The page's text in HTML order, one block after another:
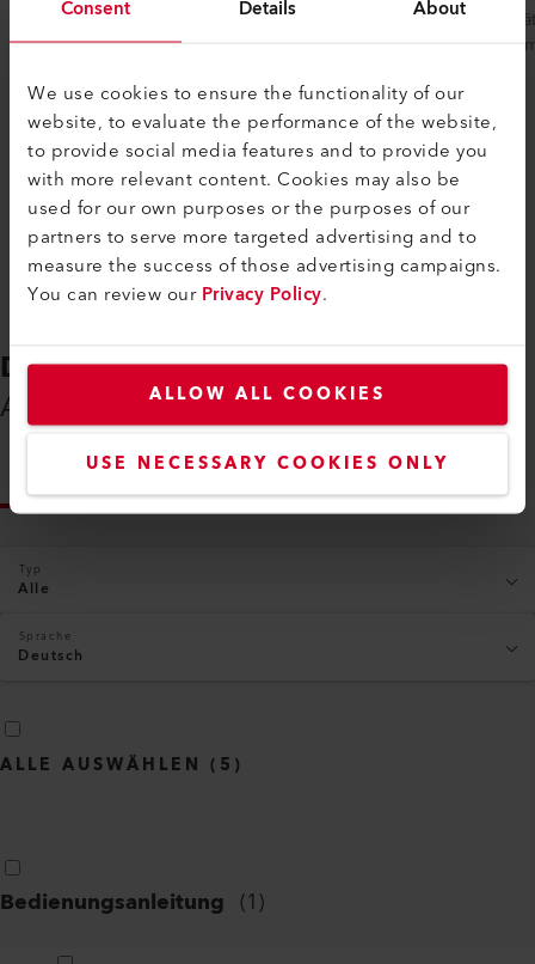
Consent Details About
We use cookies to ensure the functionality of our
website, to evaluate the performance of the website,
to provide social media features and to provide you
with more relevant content. Cookies may also be
used for our own purposes or the purposes of our
partners to serve more targeted advertising and to
measure the success of those advertising campaigns.
You can review ourPrivacy Policy.
ALLOW ALL COOKIES
USE NECESSARY COOKIES ONLY
Kunststoff-Schweissnähte einfach auf ihre
Dichtheit geprüft. Das robuste Modell...
Vergleichen
DOWNLOADS
Alles, was Sie benötigen
Typ
Alle
Sprache
Deutsch
ALLE AUSWÄHLEN ( 5 )
Bedienungsanleitung (1)